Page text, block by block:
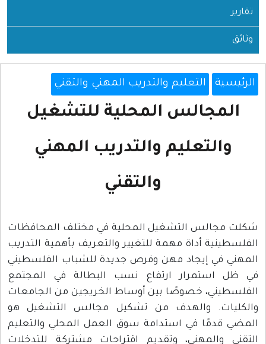
تقارير
وثائق
الرئيسية التعليم والتدريب المهني والتقني
المجالس المحلية للتشغيل
والتعليم والتدريب المهني
والتقني
شكلت مجالس التشغيل المحلية في مختلف المحافظات
الفلسطينية أداة مهمة للتغيير والتعريف بأهمية التدريب
المهني في إيجاد مهن وفرص جديدة للشباب الفلسطيني
في ظل استمرار ارتفاع نسب البطالة في المجتمع
الفلسطيني، خصوصًا بين أوساط الخريجين من الجامعات
والكليات. والهدف من تشكيل مجالس التشغيل هو
المضي قدمًا في استدامة سوق العمل المحلي والتعليم
التقني والمهني، وتقديم اقتراحات مشتركة للتدخلات